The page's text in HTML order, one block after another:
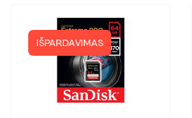
IŠPARDAVIMAS